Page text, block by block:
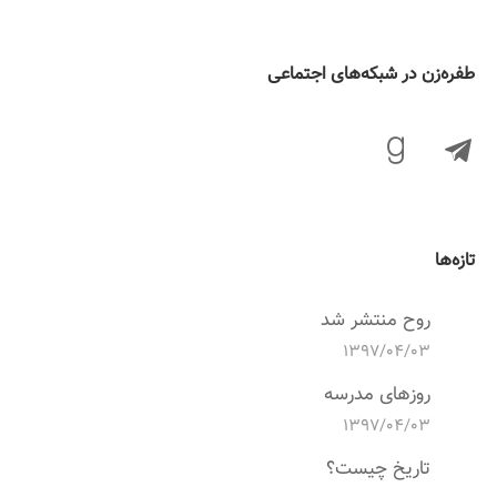
‌طفره‌زن در شبکه‌های اجتماعی
تازه‌ها
روح منتشر شد
۱۳۹۷/۰۴/۰۳
روزهای مدرسه
۱۳۹۷/۰۴/۰۳
تاریخ چیست؟